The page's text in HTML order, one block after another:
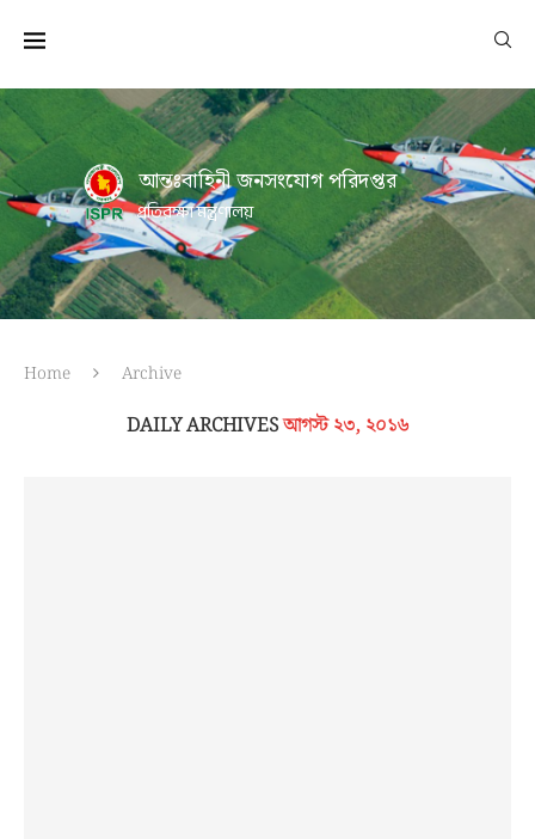
আন্তঃবাহিনী জনসংযোগ পরিদপ্তর
প্রতিরক্ষা মন্ত্রণালয়
Home Archive
DAILY ARCHIVESআগস্ট ২৩, ২০১৬